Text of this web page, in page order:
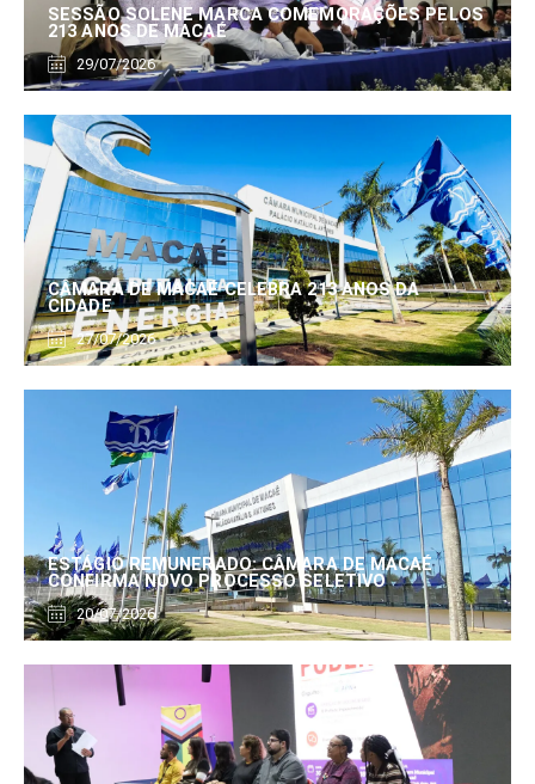
SESSÃO SOLENE MARCA COMEMORAÇÕES PELOS
213 ANOS DE MACAÉ
29/07/2026
CÂMARA DE MACAÉ CELEBRA 213 ANOS DA
CIDADE
27/07/2026
ESTÁGIO REMUNERADO: CÂMARA DE MACAÉ
CONFIRMA NOVO PROCESSO SELETIVO
20/07/2026